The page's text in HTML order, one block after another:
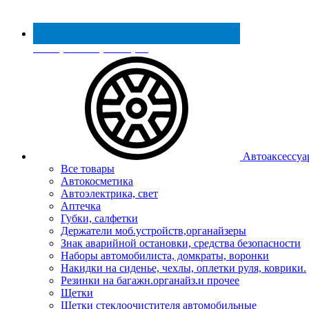
Реестр МинПромТорга
Все товары
Автокосметика
Автоэлектрика, свет
Аптечка
Губки, салфетки
Держатели моб.устройств,органайзеры
Знак аварийной остановки, средства безопасности
Наборы автомобилиста, домкраты, воронки
Накидки на сиденье, чехлы, оплетки руля, коврики.
Резинки на багажн.органайз.и прочее
Щетки
Щетки стеклоочистителя автомобильные